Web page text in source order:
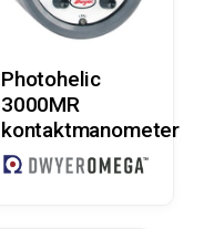
Læs Mere
Photohelic
3000MR
kontaktmanometer